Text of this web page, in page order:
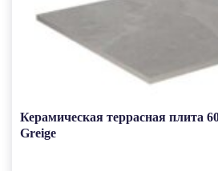
Керамическая террасная плита
Greige